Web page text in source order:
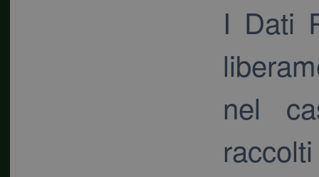
I Dati
nel